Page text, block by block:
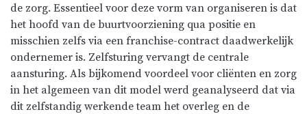
de zorg. Essentieel voor deze vorm van organiseren is dat
het hoofd van de buurtvoorziening qua positie en
misschien zelfs via een franchise-contract daadwerkelijk
ondernemer is. Zelfsturing vervangt de centrale
aansturing. Als bijkomend voordeel voor cliënten en zorg
in het algemeen van dit model werd geanalyseerd dat via
dit zelfstandig werkende team het overleg en de